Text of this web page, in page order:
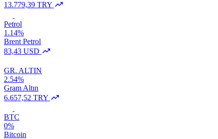
13.779,39 TRY
Petrol
1.14%
Brent Petrol
83,43 USD
GR. ALTIN
2.54%
Gram Altın
6.657,52 TRY
BTC
0%
Bitcoin